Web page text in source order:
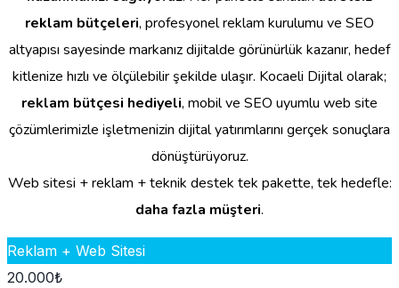
reklam bütçeleri, profesyonel reklam kurulumu ve SEO
altyapısı sayesinde markanız dijitalde görünürlük kazanır, hedef
kitlenize hızlı ve ölçülebilir şekilde ulaşır. Kocaeli Dijital olarak;
reklam bütçesi hediyeli, mobil ve SEO uyumlu web site
çözümlerimizle işletmenizin dijital yatırımlarını gerçek sonuçlara
dönüştürüyoruz.
Web sitesi + reklam + teknik destek tek pakette, tek hedefle:
daha fazla müşteri.
Reklam + Web Sitesi
20.000₺